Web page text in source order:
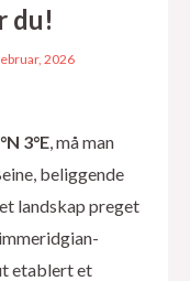
du!
2026
3°E , må man
beliggende
landskap preget
etablert et